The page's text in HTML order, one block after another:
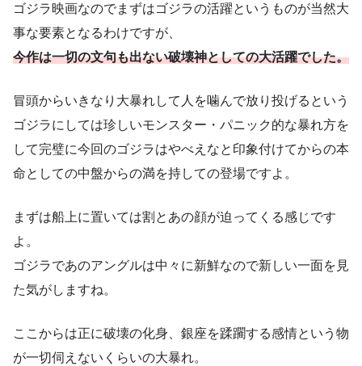
ゴジラ映画なのでまずはゴジラの活躍というものが当然大
事な要素となるわけですが、
今作は一切の文句も出ない破壊神としての大活躍でした。
冒頭からいきなり大暴れして人を噛んで放り投げるという
ゴジラにしては珍しいモンスター・パニック的な暴れ方を
して完璧に今回のゴジラはやべえなと印象付けてからの本
命としての中盤からの満を持しての登場ですよ。
まずは船上に置いては割とあの顔が迫ってくる感じです
よ。
ゴジラであのアングルは中々に新鮮なので新しい一面を見
た気がしますね。
ここからは正に破壊の化身、銀座を蹂躙する感情という物
が一切伺えないくらいの大暴れ。